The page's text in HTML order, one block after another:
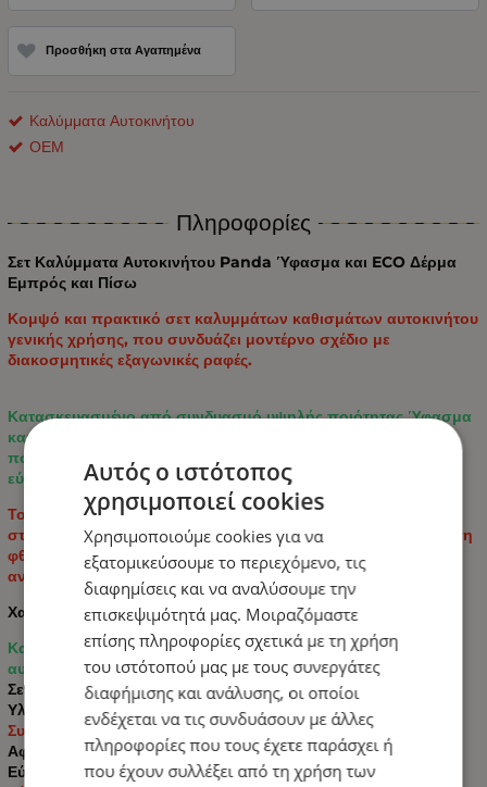
Προσθήκη στα Αγαπημένα
Καλύμματα Αυτοκινήτου
ΟΕΜ
Πληροφορίες
Σετ Καλύμματα Αυτοκινήτου Panda Ύφασμα και ECO Δέρμα
Εμπρός και Πίσω
Κομψό και πρακτικό σετ καλυμμάτων καθισμάτων αυτοκινήτου
γενικής χρήσης, που συνδυάζει μοντέρνο σχέδιο με
διακοσμητικές εξαγωνικές ραφές.
Κατασκευασμένο από συνδυασμό υψηλής ποιότητας Ύφασμα
και ECO Δέρμα, μαλακού υφάσματος και ανθεκτικού
πολυεστερικού υφάσματος για άνεση, ανθεκτικότητα και
εύκολη συντήρηση.
Το σετ είναι κατάλληλο για τα περισσότερα αυτοκίνητα με
στάνταρ εσωτερικό και παρέχει προστασία από τη βρωμιά, τη
φθορά και την καθημερινή χρήση, ενώ παράλληλα
αναζωογονεί το εσωτερικό του αυτοκινήτου.
Χαρακτηριστικά:
Καθολικό μέγεθος - ταιριάζει στα περισσότερα μοντέλα
αυτοκινήτων
Σετ: 9 τεμάχια
Υλικά: οικολογικό δέρμα / υψηλής ποιότητας Ύφασμα
Συμβατό με σύστημα αερόσακων
Αφαιρούμενα καλύμματα προσκέφαλων
Εύκολη συναρμολόγηση και αποσυναρμολόγηση
Αυτός ο ιστότοπος
χρησιμοποιεί cookies
Χρησιμοποιούμε cookies για να
εξατομικεύσουμε το περιεχόμενο, τις
διαφημίσεις και να αναλύσουμε την
επισκεψιμότητά μας. Μοιραζόμαστε
επίσης πληροφορίες σχετικά με τη χρήση
του ιστότοπού μας με τους συνεργάτες
διαφήμισης και ανάλυσης, οι οποίοι
ενδέχεται να τις συνδυάσουν με άλλες
πληροφορίες που τους έχετε παράσχει ή
που έχουν συλλέξει από τη χρήση των